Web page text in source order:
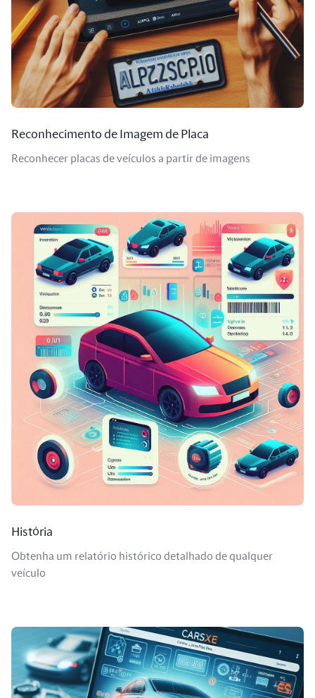
Reconhecimento de Imagem de Placa
Reconhecer placas de veículos a partir de imagens
História
Obtenha um relatório histórico detalhado de qualquer
veículo